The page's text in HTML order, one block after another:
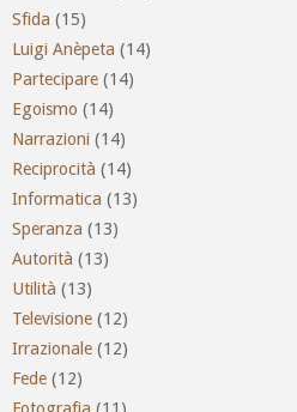
Sfida (15)
Luigi Anèpeta (14)
Partecipare (14)
Egoismo (14)
Narrazioni (14)
Reciprocità (14)
Informatica (13)
Speranza (13)
Autorità (13)
Utilità (13)
Televisione (12)
Irrazionale (12)
Fede (12)